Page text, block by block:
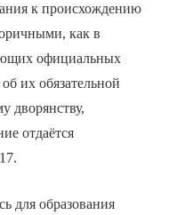
к происхождению
как в
официальных
их обязательной
дворянству,
отдаётся
для образования